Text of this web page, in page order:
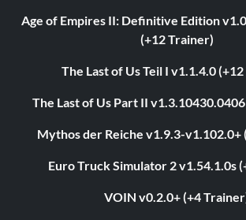
Age of Empires II: Definitive Edition
(+12 Trainer)
The Last of Us Teil I v1.1.4.0
The Last of Us Part II
Mythos der Reiche v1.9.3-v1.102.0+
Euro Truck Simulator 2 v1.54.1.0s
VOIN v0.2.0+ (+4